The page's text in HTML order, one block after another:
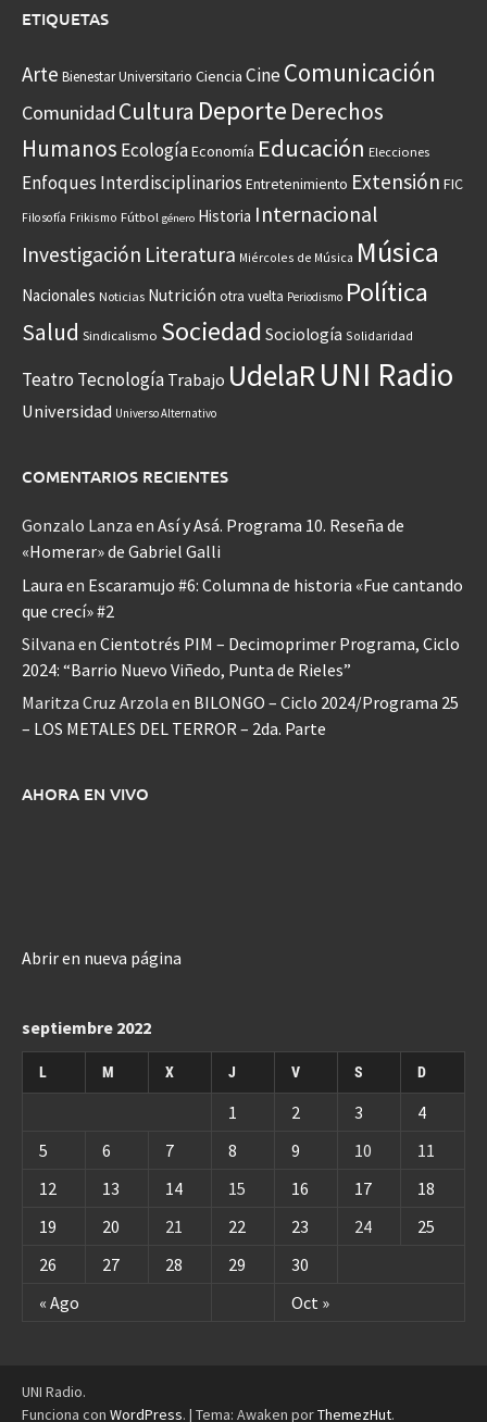
ETIQUETAS
Arte Bienestar Universitario Ciencia CineComunicación
Comunidad Cultura Deporte Derechos
Humanos EcologíaEconomía Educación Elecciones
Enfoques Interdisciplinarios Entretenimiento Extensión FIC
Filosofía Frikismo Fútbol género Historia Internacional
Investigación Literatura Miércoles de Música Música
Nacionales Noticias Nutrición otra vuelta Periodismo Política
Salud Sindicalismo Sociedad Sociología Solidaridad
Teatro Tecnología Trabajo UdelaRUNI Radio
Universidad Universo Alternativo
COMENTARIOS RECIENTES
Gonzalo Lanza en Así y Asá. Programa 10. Reseña de
«Homerar» de Gabriel Galli
Laura en Escaramujo #6: Columna de historia «Fue cantando
que crecí» #2
Silvana en Cientotrés PIM – Decimoprimer Programa, Ciclo
2024: “Barrio Nuevo Viñedo, Punta de Rieles”
Maritza Cruz Arzola en BILONGO – Ciclo 2024/Programa 25
– LOS METALES DEL TERROR – 2da. Parte
AHORA EN VIVO
Abrir en nueva página
septiembre 2022
L M X J V S D
« Ago Oct »
1 2 3
4
5
6 7 8 9 10
11
12
13 14 15 16 17
18
19
20 21 22 23 24
25
26
27 28 29 30
UNI Radio.
Funciona con WordPress. | Tema: Awaken porThemezHut.